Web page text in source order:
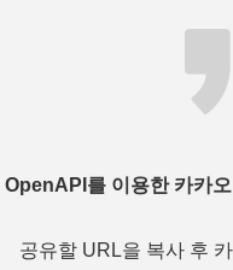
OpenAPI를 이용한 카카
공유할 URL을 복사 후